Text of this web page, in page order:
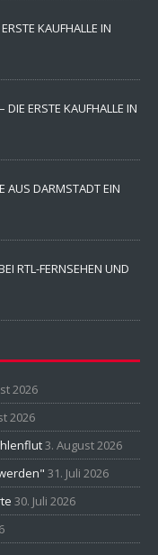
KAUFHALLE IN
DIE ERSTE KAUFHALLE IN
AUS DARMSTADT EIN
RTL-FERNSEHEN UND
2026
2026
3. August 2026
31. Juli 2026
30. Juli 2026